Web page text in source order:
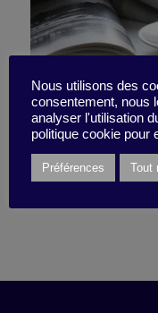
Comme
16 décembre
Nous utilisons des
consentement, nous
analyser l'utilisation
politique cookie pour
Préférences Tout